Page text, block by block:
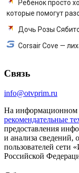
Ребенок просто
которые помогут
Дочь Розы
Corsair Cove —
Связь
info@otvprim.ru
На информационном
рекомендательные
предоставления
и анализа сведений,
пользователей сети
Российской